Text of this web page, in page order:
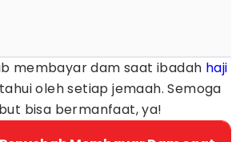
membayar dam saat ibadah haji
oleh setiap jemaah. Semoga
bisa bermanfaat, ya!